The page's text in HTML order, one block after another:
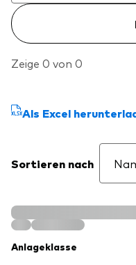
Zeige 0 von 0
Als Excel
Sortieren nach
Anlageklasse